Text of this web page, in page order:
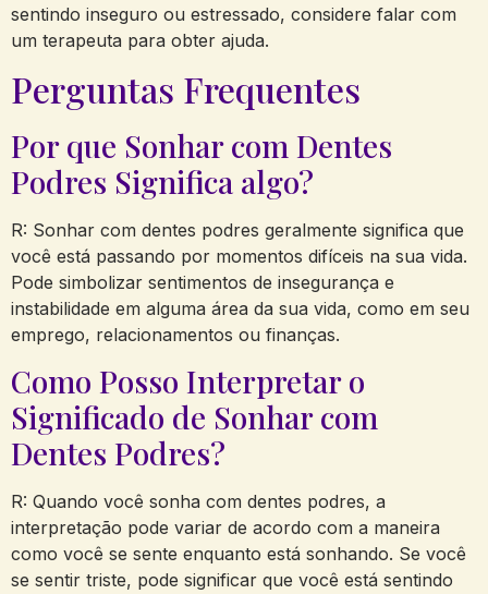
sentindo inseguro ou estressado, considere falar com
um terapeuta para obter ajuda.
Perguntas Frequentes
Por que Sonhar com Dentes
Podres Significa algo?
R: Sonhar com dentes podres geralmente significa que
você está passando por momentos difíceis na sua vida.
Pode simbolizar sentimentos de insegurança e
instabilidade em alguma área da sua vida, como em seu
emprego, relacionamentos ou finanças.
Como Posso Interpretar o
Significado de Sonhar com
Dentes Podres?
R: Quando você sonha com dentes podres, a
interpretação pode variar de acordo com a maneira
como você se sente enquanto está sonhando. Se você
se sentir triste, pode significar que você está sentindo